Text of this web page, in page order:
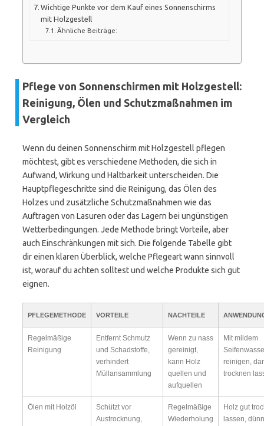
Wichtige Punkte vor dem Kauf eines Sonnenschirms
mit Holzgestell
Ähnliche Beiträge:
Pflege von Sonnenschirmen mit Holzgestell:
Reinigung, Ölen und Schutzmaßnahmen im
Vergleich
Wenn du deinen Sonnenschirm mit Holzgestell pflegen
möchtest, gibt es verschiedene Methoden, die sich in
Aufwand, Wirkung und Haltbarkeit unterscheiden. Die
Hauptpflegeschritte sind die Reinigung, das Ölen des
Holzes und zusätzliche Schutzmaßnahmen wie das
Auftragen von Lasuren oder das Lagern bei ungünstigen
Wetterbedingungen. Jede Methode bringt Vorteile, aber
auch Einschränkungen mit sich. Die folgende Tabelle gibt
dir einen klaren Überblick, welche Pflegeart wann sinnvoll
ist, worauf du achten solltest und welche Produkte sich gut
eignen.
PFLEGEMETHODE VORTEILE NACHTEILE
Regelmäßige
Reinigung
Entfernt Schmutz
und Schadstoffe,
verhindert
Müllansammlung
Wenn zu nass
gereinigt,
kann Holz
quellen und
aufquellen
Mit mildem
reinigen,
trocknen
Ölen mit Holzöl
Schützt vor
Austrocknung,
Regelmäßige
Wiederholung
Holz gut
lassen,